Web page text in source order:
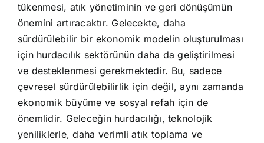
tükenmesi, atık yönetiminin ve geri dönüşümün
önemini artıracaktır. Gelecekte, daha
sürdürülebilir bir ekonomik modelin oluşturulması
için hurdacılık sektörünün daha da geliştirilmesi
ve desteklenmesi gerekmektedir. Bu, sadece
çevresel sürdürülebilirlik için değil, aynı zamanda
ekonomik büyüme ve sosyal refah için de
önemlidir. Geleceğin hurdacılığı, teknolojik
yeniliklerle, daha verimli atık toplama ve